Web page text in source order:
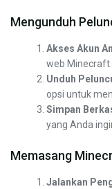
Mengunduh
Akses Akun
web Minecraft.
Unduh
opsi untuk
Simpan
yang Anda
Memasang
Jalankan